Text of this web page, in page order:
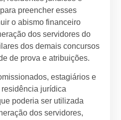
preencher esses
o abismo financeiro
dos servidores do
dos demais concursos
de prova e atribuições.
estagiários e
jurídica
poderia ser utilizada
dos servidores,